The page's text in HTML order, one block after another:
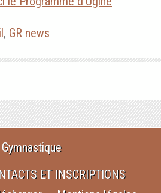
, GR news
ET INSCRIPTIONS